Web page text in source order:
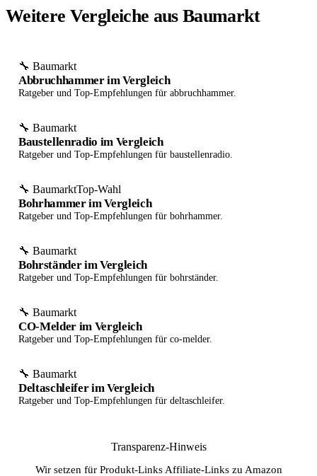
Weitere Vergleiche aus Baumarkt
🔧 Baumarkt
Abbruchhammer im Vergleich
Ratgeber und Top-Empfehlungen für abbruchhammer.
🔧 Baumarkt
Baustellenradio im Vergleich
Ratgeber und Top-Empfehlungen für baustellenradio.
🔧 BaumarktTop-Wahl
Bohrhammer im Vergleich
Ratgeber und Top-Empfehlungen für bohrhammer.
🔧 Baumarkt
Bohrständer im Vergleich
Ratgeber und Top-Empfehlungen für bohrständer.
🔧 Baumarkt
CO-Melder im Vergleich
Ratgeber und Top-Empfehlungen für co-melder.
🔧 Baumarkt
Deltaschleifer im Vergleich
Ratgeber und Top-Empfehlungen für deltaschleifer.
Transparenz-Hinweis
Wir setzen für Produkt-Links Affiliate-Links zu Amazon